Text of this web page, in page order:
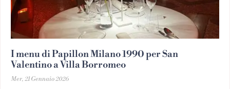
I menu di Papillon Milano 1990 per San
Valentino a Villa Borromeo
Mer, 21 Gennaio 2026